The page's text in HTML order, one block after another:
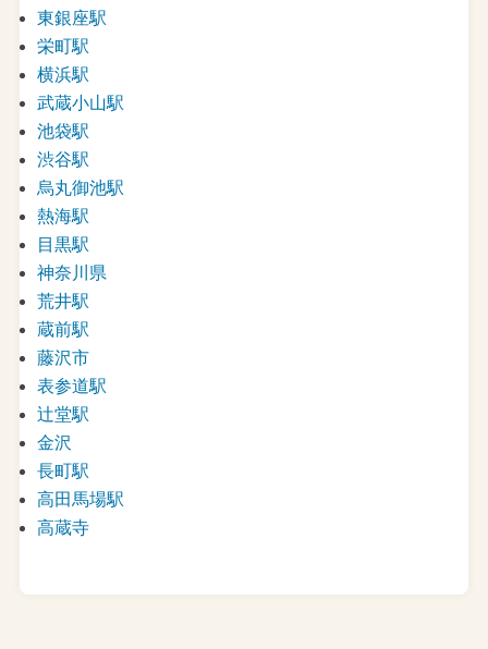
東銀座駅
栄町駅
横浜駅
武蔵小山駅
池袋駅
渋谷駅
烏丸御池駅
熱海駅
目黒駅
神奈川県
荒井駅
蔵前駅
藤沢市
表参道駅
辻堂駅
金沢
長町駅
高田馬場駅
高蔵寺